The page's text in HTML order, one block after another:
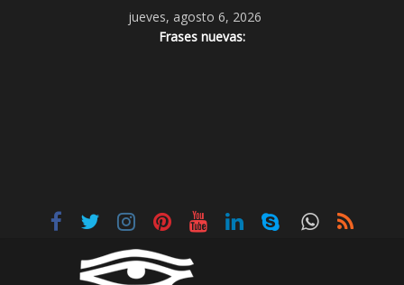
jueves, agosto 6, 2026
Frases nuevas: